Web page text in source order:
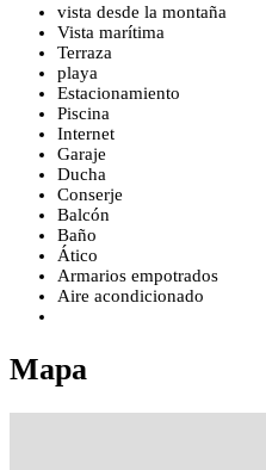
vista desde la montaña
Vista marítima
Terraza
playa
Estacionamiento
Piscina
Internet
Garaje
Ducha
Conserje
Balcón
Baño
Ático
Armarios empotrados
Aire acondicionado
Mapa